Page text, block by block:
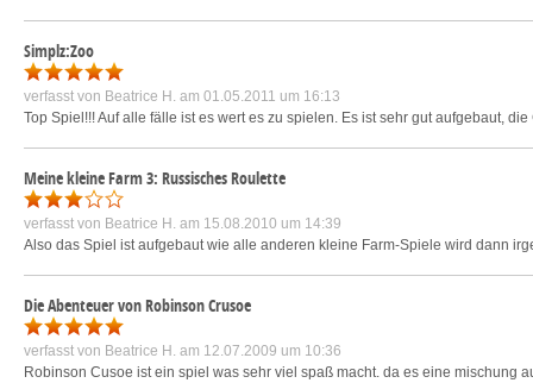
Simplz:Zoo
verfasst von Beatrice H. am 01.05.2011 um 16:13
Top Spiel!!! Auf alle fälle ist es wert es zu spielen. Es ist sehr gut aufgebaut,
Meine kleine Farm 3: Russisches Roulette
verfasst von Beatrice H. am 15.08.2010 um 14:39
Also das Spiel ist aufgebaut wie alle anderen kleine Farm-Spiele wird dann
Die Abenteuer von Robinson Crusoe
verfasst von Beatrice H. am 12.07.2009 um 10:36
Robinson Cusoe ist ein spiel was sehr viel spaß macht. da es eine mischung